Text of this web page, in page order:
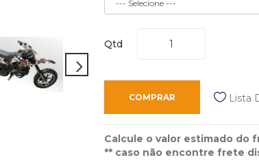
Qtd
COMPRAR Lista
Calcule o valor estimado do
** caso não encontre frete